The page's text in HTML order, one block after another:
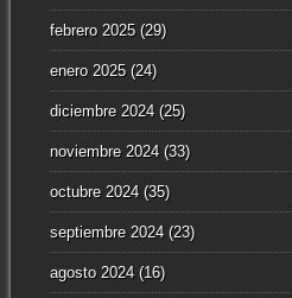
febrero 2025(29)
enero 2025(24)
diciembre 2024(25)
noviembre 2024(33)
octubre 2024(35)
septiembre 2024(23)
agosto 2024(16)